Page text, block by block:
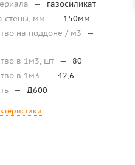
—
газосиликат
стены, мм
—
150мм
на поддоне / м3
—
в 1м3, шт —
80
в 1м3
—
42,6
— Д600